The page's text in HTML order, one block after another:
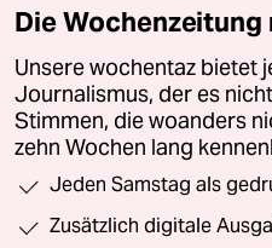
Die
Unsere wochentaz bietet
Journalismus, der es
Stimmen, die woanders
zehn Wochen lang
Jeden Samstag als
Zusätzlich digitale